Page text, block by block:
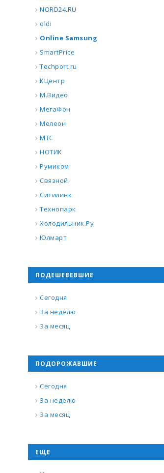
NORD24.RU
oldi
Online Samsung
SmartPrice
Techport.ru
КЦентр
М.Видео
МегаФон
Мелеон
МТС
НОТИК
Румиком
Связной
Ситилинк
Технопарк
Холодильник.Ру
Юлмарт
ПОДЕШЕВЕВШИЕ
Сегодня
За неделю
За месяц
ПОДОРОЖАВШИЕ
Сегодня
За неделю
За месяц
ЕЩЕ